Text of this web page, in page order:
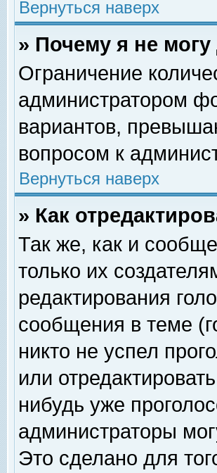
Вернуться наверх
» Почему я не
Ограничение
администратором
вариантов,
вопросом к
Вернуться наверх
» Как
Так же, как и
только их
редактирования
сообщения в теме
никто не успел
или
нибудь уже
администраторы
Это сделано для